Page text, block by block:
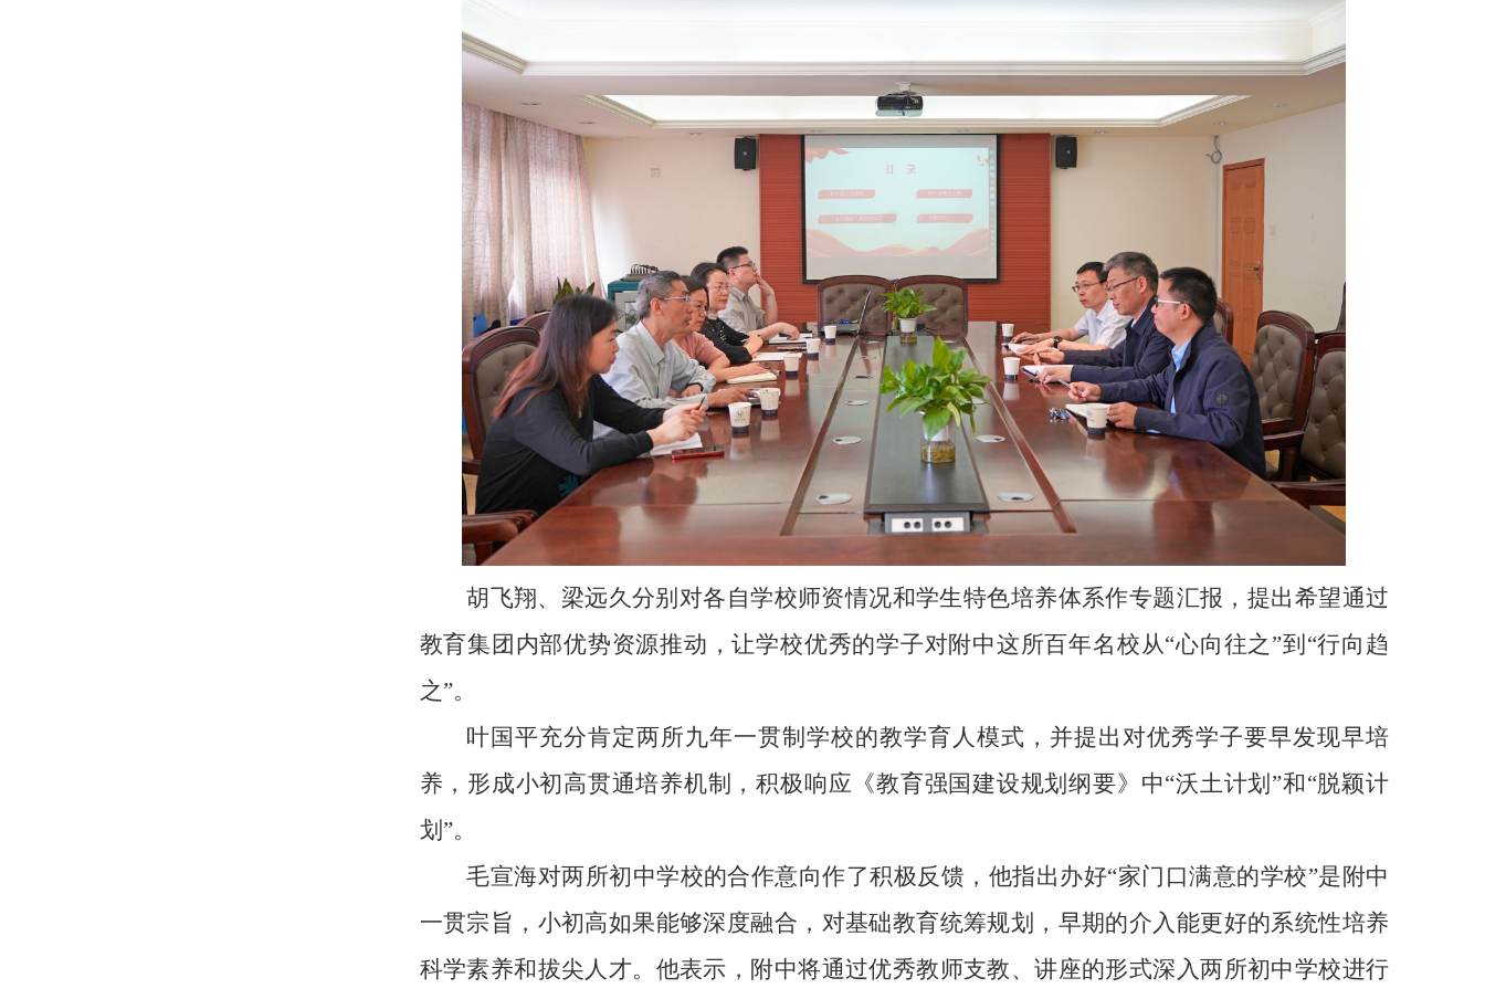
胡飞翔、梁远久分别对各自学校师资情况和学生特色培养体系作专题汇报，提出希望通过
教育集团内部优势资源推动，让学校优秀的学子对附中这所百年名校从“心向往之”到“行向趋
之”。
叶国平充分肯定两所九年一贯制学校的教学育人模式，并提出对优秀学子要早发现早培
养，形成小初高贯通培养机制，积极响应《教育强国建设规划纲要》中“沃土计划”和“脱颖计
划”。
毛宣海对两所初中学校的合作意向作了积极反馈，他指出办好“家门口满意的学校”是附中
一贯宗旨，小初高如果能够深度融合，对基础教育统筹规划，早期的介入能更好的系统性培养
科学素养和拔尖人才。他表示，附中将通过优秀教师支教、讲座的形式深入两所初中学校进行